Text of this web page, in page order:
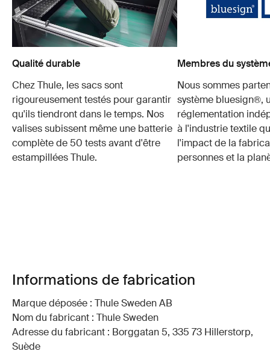
Qualité durable
Chez Thule, les sacs sont
rigoureusement testés pour garantir
qu'ils tiendront dans le temps. Nos
valises subissent même une batterie
complète de 50 tests avant d'être
estampillées Thule.
Membres du
Nous sommes
système bluesign®,
réglementation
à l'industrie textile
l'impact de la
personnes et la
Informations de fabrication
Marque déposée : Thule Sweden AB
Nom du fabricant : Thule Sweden
Adresse du fabricant : Borggatan 5, 335 73 Hillerstorp,
Suède